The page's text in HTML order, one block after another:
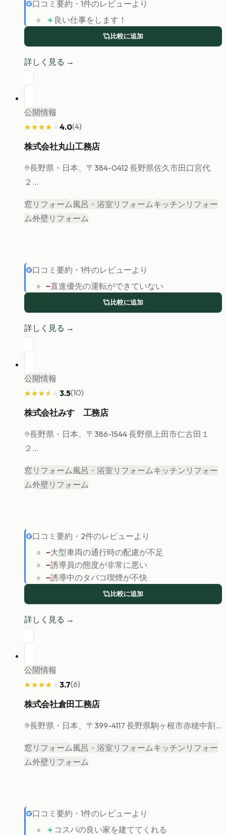
G口コミ要約 ・ 1件のレビューより
＋ 良い仕事をします！
比較に追加
詳しく見る →
公開情報
★★★★★
★★★★★ 4.0(4)
株式会社丸山工務店
長野県 ・日本、〒384-0412 長野県佐久市田口宮代
２...
窓リフォーム風呂・浴室リフォームキッチンリフォー
ム外壁リフォーム
G口コミ要約 ・ 1件のレビューより
−直進優先の運転ができていない
比較に追加
詳しく見る →
公開情報
★★★★★
★★★★★ 3.5(10)
株式会社みすゞ工務店
長野県 ・日本、〒386-1544 長野県上田市仁古田１
２...
窓リフォーム風呂・浴室リフォームキッチンリフォー
ム外壁リフォーム
G口コミ要約 ・ 2件のレビューより
−大型車両の通行時の配慮が不足
−誘導員の態度が非常に悪い
−誘導中のタバコ喫煙が不快
比較に追加
詳しく見る →
公開情報
★★★★★
★★★★★ 3.7(6)
株式会社倉田工務店
長野県 ・日本、〒399-4117 長野県駒ヶ根市赤穂中割...
窓リフォーム風呂・浴室リフォームキッチンリフォー
ム外壁リフォーム
G口コミ要約 ・ 1件のレビューより
＋ コスパの良い家を建ててくれる